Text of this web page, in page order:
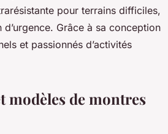
pour terrains difficiles,
Grâce à sa conception
et passionnés d’activités
modèles de montres